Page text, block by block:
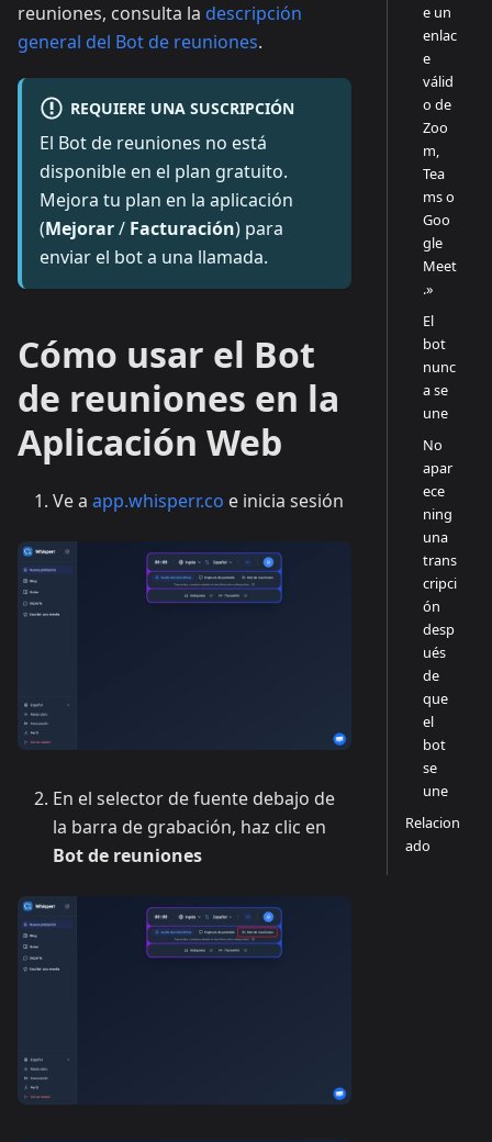
reuniones, consulta la descripción
general del Bot de reuniones.
REQUIERE UNA SUSCRIPCIÓN
El Bot de reuniones no está
disponible en el plan gratuito.
Mejora tu plan en la aplicación
(Mejorar/ Facturación) para
enviar el bot a una llamada.
Cómo usar el Bot
de reuniones en la
Aplicación Web
Ve a app.whisperr.co e inicia sesión
En el selector de fuente debajo de
la barra de grabación, haz clic en
Bot de reuniones
e un
enlac
e
válid
o de
Zoo
m,
Tea
ms o
Goo
gle
Meet
.»
El
bot
nunc
a se
une
No
apar
ece
ning
una
trans
cripci
ón
desp
ués
de
que
el
bot
se
une
Relacion
ado